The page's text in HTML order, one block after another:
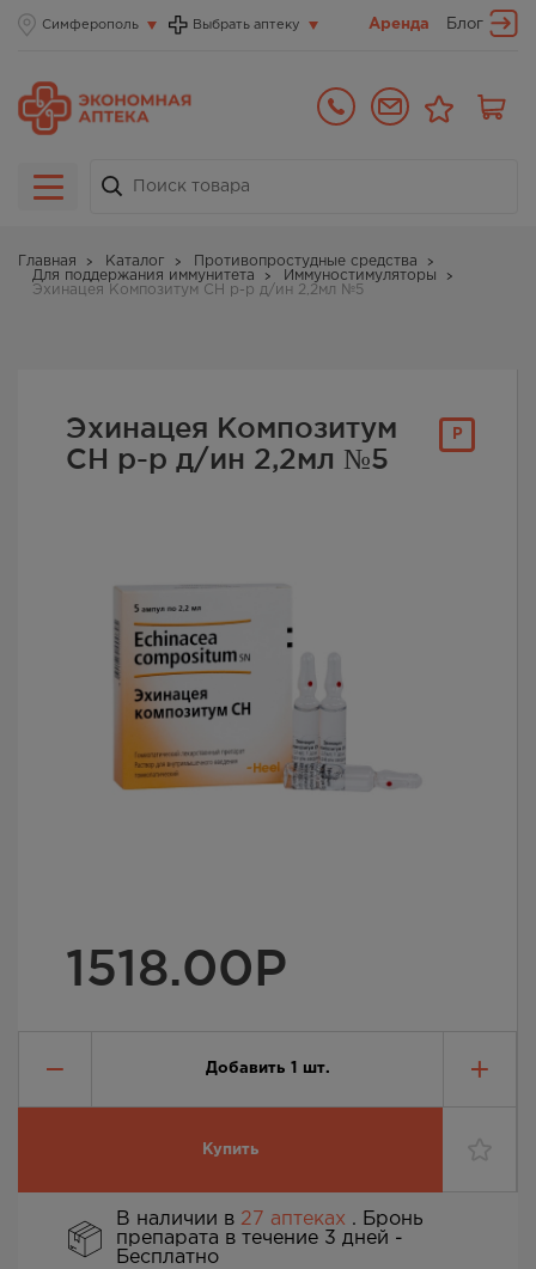
Симферополь Выбрать аптеку Аренда Блог
Главная Каталог
Противопростудные средства
Для поддержания иммунитета
Иммуностимуляторы
Эхинацея Композитум СН р-р д/ин 2,2мл №5
Р
Эхинацея Композитум
СН р-р д/ин 2,2мл №5
1518.00Р
Добавить 1 шт.
Купить
В наличии в 27 аптеках . Бронь
препарата в течение 3 дней -
Бесплатно